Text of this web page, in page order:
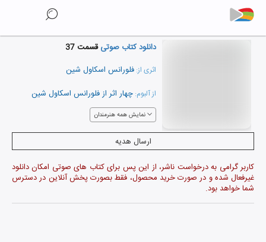
دانلود کتاب صوتیقسمت 37
اثری از: فلورانس اسکاول شین
از آلبوم: چهار اثر از فلورانس اسکاول شین
نمایش همه هنرمندان
ارسال هدیه
کاربر گرامی به درخواست ناشر، از این پس برای کتاب های صوتی امکان دانلود
غیرفعال شده و در صورت خرید محصول، فقط بصورت پخش آنلاین در دسترس
شما خواهد بود.